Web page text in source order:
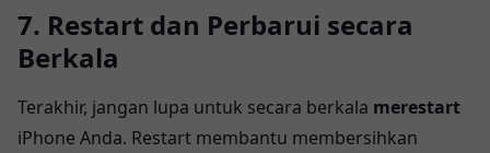
7. Restart dan Perbarui secara
Berkala
Terakhir, jangan lupa untuk secara berkala merestart
iPhone Anda. Restart membantu membersihkan